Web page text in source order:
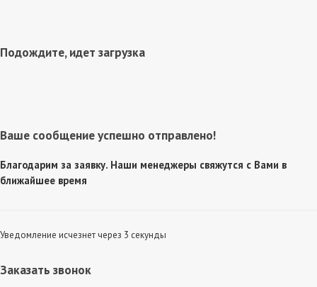
Подождите, идет загрузка
Ваше сообщение успешно отправлено!
Благодарим за заявку. Наши менеджеры свяжутся с Вами в
ближайшее время
Уведомление исчезнет через 3 секунды
Заказать звонок